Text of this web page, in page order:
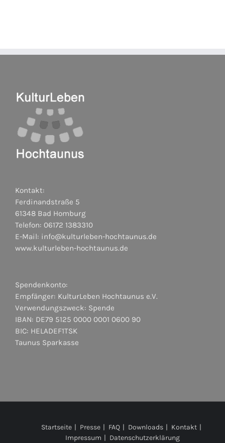
Kontakt:
Ferdinandstraße 5
61348 Bad Homburg
Telefon: 06172 1383310
E-Mail: info@kulturleben-hochtaunus.de
www.kulturleben-hochtaunus.de
Spendenkonto:
Empfänger: KulturLeben Hochtaunus e.V.
Verwendungszweck: Spende
IBAN: DE79 5125 0000 0001 0600 90
BIC: HELADEF1TSK
Taunus Sparkasse
Startseite Presse FAQ Downloads
Kontakt
Impressum
Datenschutzerklärung